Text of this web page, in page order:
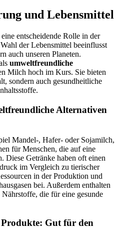
und Lebensmittel
entscheidende Rolle in der
der Lebensmittel beeinflusst
auch unseren Planeten.
umweltfreundliche
Milch hoch im Kurs. Sie bieten
sondern auch gesundheitliche
Alternativen
Mandel-, Hafer- oder Sojamilch,
für Menschen, die auf eine
Diese Getränke haben oft einen
im Vergleich zu tierischer
in der Produktion und
bei. Außerdem enthalten
die für eine gesunde
Produkte: Gut für den